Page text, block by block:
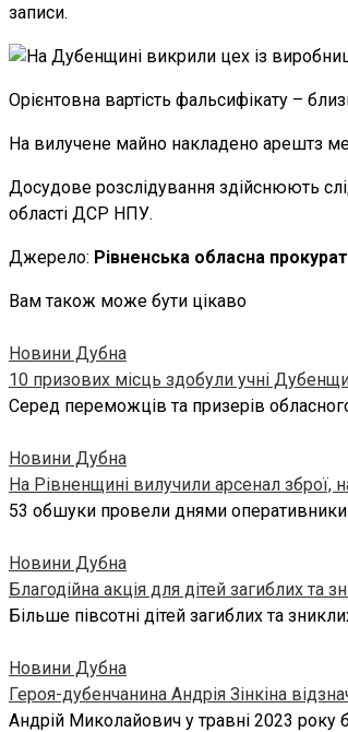
записи.
Орієнтовна вартість фальсифікату –
На вилучене майно накладено арештз
Досудове розслідування здійснюють
області ДСР НПУ.
Джерело: Рівненська обласна
Вам також може бути цікаво
Новини Дубна
10 призових місць здобули учні
Серед переможців та призерів
Новини Дубна
На Рівненщині вилучили арсенал зброї,
53 обшуки провели днями оперативники
Новини Дубна
Благодійна акція для дітей загиблих та
Більше півсотні дітей загиблих та
Новини Дубна
Героя-дубенчанина Андрія Зінкіна
Андрій Миколайович у травні 2023